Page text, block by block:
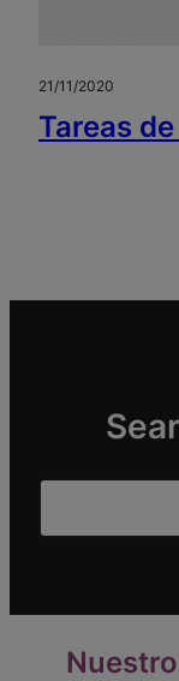
21/11/2020
Tareas